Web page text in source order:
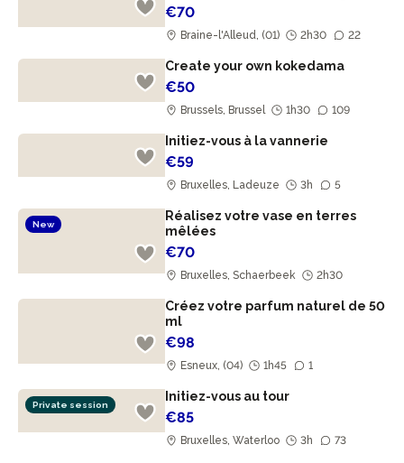
€70
Braine-l'Alleud, (01) 2h30 22
Create your own kokedama
€50
Brussels, Brussel 1h30 109
Initiez-vous à la vannerie
€59
Bruxelles, Ladeuze 3h 5
New
Réalisez votre vase en terres
mêlées
€70
Bruxelles, Schaerbeek 2h30
Créez votre parfum naturel de 50
ml
€98
Esneux, (04) 1h45 1
Private session
Initiez-vous au tour
€85
Bruxelles, Waterloo 3h 73